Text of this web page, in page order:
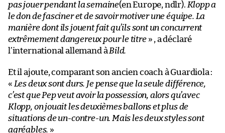
pas jouer pendant la semaine(en Europe, ndlr). Klopp a
le don de fasciner et de savoir motiver une équipe. La
manière dont ils jouent fait qu’ils sont un concurrent
extrêmement dangereux pour le titre» , a déclaré
l’international allemand à Bild.
Et il ajoute, comparant son ancien coach à Guardiola :
« Les deux sont durs. Je pense que la seule différence,
c’est que Pep veut avoir la possession, alors qu’avec
Klopp, on jouait les deuxièmes ballons et plus de
situations de un-contre-un. Mais les deux styles sont
agréables. »